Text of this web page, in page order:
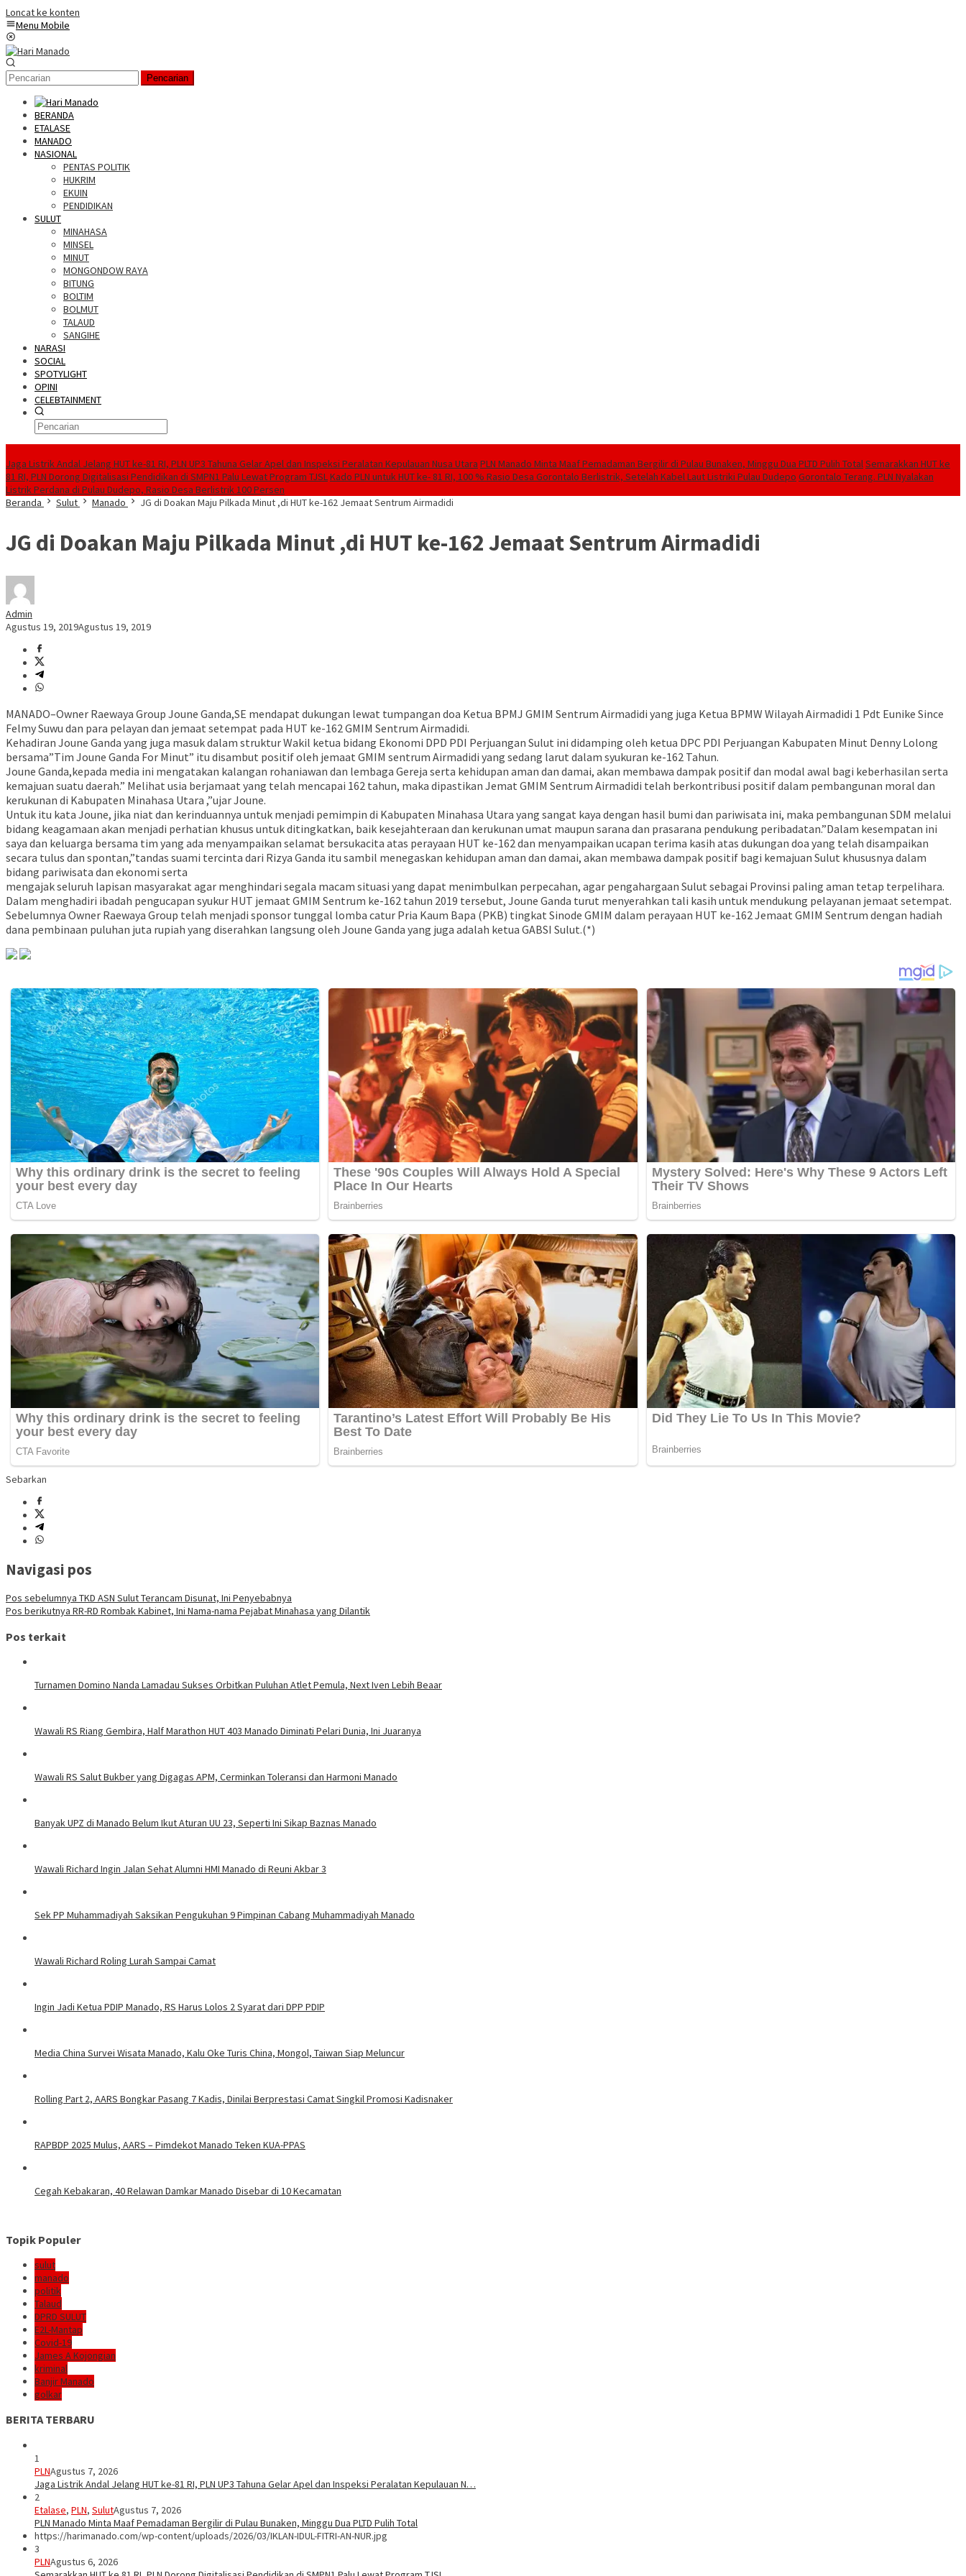
Loncat ke konten
Menu Mobile
Pencarian
BERANDA
ETALASE
MANADO
NASIONAL
PENTAS POLITIK
HUKRIM
EKUIN
PENDIDIKAN
SULUT
MINAHASA
MINSEL
MINUT
MONGONDOW RAYA
BITUNG
BOLTIM
BOLMUT
TALAUD
SANGIHE
NARASI
SOCIAL
SPOTYLIGHT
OPINI
CELEBTAINMENT
Jaga Listrik Andal Jelang HUT ke-81 RI, PLN UP3 Tahuna Gelar Apel dan Inspeksi Peralatan Kepulauan Nusa Utara PLN Manado Minta Maaf Pemadaman Bergilir di Pulau Bunaken, Minggu Dua PLTD Pulih TotalSemarakkan HUT ke
81 RI, PLN Dorong Digitalisasi Pendidikan di SMPN1 Palu Lewat Program TJSLKado PLN untuk HUT ke- 81 RI, 100 % Rasio Desa Gorontalo Berlistrik, Setelah Kabel Laut Listriki Pulau Dudepo Gorontalo Terang. PLN Nyalakan
Listrik Perdana di Pulau Dudepo, Rasio Desa Berlistrik 100 Persen
Beranda
Sulut Manado JG di Doakan Maju Pilkada Minut ,di HUT ke-162 Jemaat Sentrum Airmadidi
JG di Doakan Maju Pilkada Minut ,di HUT ke-162 Jemaat Sentrum Airmadidi
Admin
Agustus 19, 2019Agustus 19, 2019
MANADO–Owner Raewaya Group Joune Ganda,SE mendapat dukungan lewat tumpangan doa Ketua BPMJ GMIM Sentrum Airmadidi yang juga Ketua BPMW Wilayah Airmadidi 1 Pdt Eunike Since
Felmy Suwu dan para pelayan dan jemaat setempat pada HUT ke-162 GMIM Sentrum Airmadidi.
Kehadiran Joune Ganda yang juga masuk dalam struktur Wakil ketua bidang Ekonomi DPD PDI Perjuangan Sulut ini didamping oleh ketua DPC PDI Perjuangan Kabupaten Minut Denny Lolong
bersama”Tim Joune Ganda For Minut” itu disambut positif oleh jemaat GMIM sentrum Airmadidi yang sedang larut dalam syukuran ke-162 Tahun.
Joune Ganda,kepada media ini mengatakan kalangan rohaniawan dan lembaga Gereja serta kehidupan aman dan damai, akan membawa dampak positif dan modal awal bagi keberhasilan serta
kemajuan suatu daerah.” Melihat usia berjamaat yang telah mencapai 162 tahun, maka dipastikan Jemat GMIM Sentrum Airmadidi telah berkontribusi positif dalam pembangunan moral dan
kerukunan di Kabupaten Minahasa Utara ,”ujar Joune.
Untuk itu kata Joune, jika niat dan kerinduannya untuk menjadi pemimpin di Kabupaten Minahasa Utara yang sangat kaya dengan hasil bumi dan pariwisata ini, maka pembangunan SDM melalui
bidang keagamaan akan menjadi perhatian khusus untuk ditingkatkan, baik kesejahteraan dan kerukunan umat maupun sarana dan prasarana pendukung peribadatan.”Dalam kesempatan ini
saya dan keluarga bersama tim yang ada menyampaikan selamat bersukacita atas perayaan HUT ke-162 dan menyampaikan ucapan terima kasih atas dukungan doa yang telah disampaikan
secara tulus dan spontan,”tandas suami tercinta dari Rizya Ganda itu sambil menegaskan kehidupan aman dan damai, akan membawa dampak positif bagi kemajuan Sulut khususnya dalam
bidang pariwisata dan ekonomi serta
mengajak seluruh lapisan masyarakat agar menghindari segala macam situasi yang dapat menimbulkan perpecahan, agar pengahargaan Sulut sebagai Provinsi paling aman tetap terpelihara.
Dalam menghadiri ibadah pengucapan syukur HUT jemaat GMIM Sentrum ke-162 tahun 2019 tersebut, Joune Ganda turut menyerahkan tali kasih untuk mendukung pelayanan jemaat setempat.
Sebelumnya Owner Raewaya Group telah menjadi sponsor tunggal lomba catur Pria Kaum Bapa (PKB) tingkat Sinode GMIM dalam perayaan HUT ke-162 Jemaat GMIM Sentrum dengan hadiah
dana pembinaan puluhan juta rupiah yang diserahkan langsung oleh Joune Ganda yang juga adalah ketua GABSI Sulut.(*)
Sebarkan
Navigasi pos
Pos sebelumnya TKD ASN Sulut Terancam Disunat, Ini Penyebabnya
Pos berikutnya RR-RD Rombak Kabinet, Ini Nama-nama Pejabat Minahasa yang Dilantik
Pos terkait
Turnamen Domino Nanda Lamadau Sukses Orbitkan Puluhan Atlet Pemula, Next Iven Lebih Beaar
Wawali RS Riang Gembira, Half Marathon HUT 403 Manado Diminati Pelari Dunia, Ini Juaranya
Wawali RS Salut Bukber yang Digagas APM, Cerminkan Toleransi dan Harmoni Manado
Banyak UPZ di Manado Belum Ikut Aturan UU 23, Seperti Ini Sikap Baznas Manado
Wawali Richard Ingin Jalan Sehat Alumni HMI Manado di Reuni Akbar 3
Sek PP Muhammadiyah Saksikan Pengukuhan 9 Pimpinan Cabang Muhammadiyah Manado
Wawali Richard Roling Lurah Sampai Camat
Ingin Jadi Ketua PDIP Manado, RS Harus Lolos 2 Syarat dari DPP PDIP
Media China Survei Wisata Manado, Kalu Oke Turis China, Mongol, Taiwan Siap Meluncur
Rolling Part 2, AARS Bongkar Pasang 7 Kadis, Dinilai Berprestasi Camat Singkil Promosi Kadisnaker
RAPBDP 2025 Mulus, AARS – Pimdekot Manado Teken KUA-PPAS
Cegah Kebakaran, 40 Relawan Damkar Manado Disebar di 10 Kecamatan
Topik Populer
sulut
manado
politik
Talaud
DPRD SULUT
E2L-Mantap
Covid-19
James A Kojongian
kriminal
Banjir Manado
golkar
BERITA TERBARU
1
PLNAgustus 7, 2026
Jaga Listrik Andal Jelang HUT ke-81 RI, PLN UP3 Tahuna Gelar Apel dan Inspeksi Peralatan Kepulauan N…
2
Etalase, PLN, SulutAgustus 7, 2026
PLN Manado Minta Maaf Pemadaman Bergilir di Pulau Bunaken, Minggu Dua PLTD Pulih Total
https://harimanado.com/wp-content/uploads/2026/03/IKLAN-IDUL-FITRI-AN-NUR.jpg
3
PLNAgustus 6, 2026